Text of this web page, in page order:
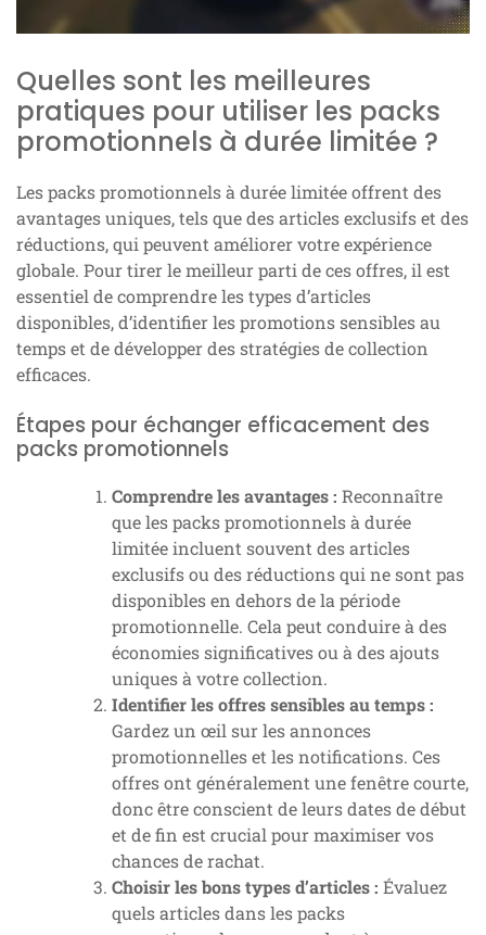
Quelles sont les meilleures
pratiques pour utiliser les packs
promotionnels à durée limitée ?
Les packs promotionnels à durée limitée offrent des
avantages uniques, tels que des articles exclusifs et des
réductions, qui peuvent améliorer votre expérience
globale. Pour tirer le meilleur parti de ces offres, il est
essentiel de comprendre les types d’articles
disponibles, d’identifier les promotions sensibles au
temps et de développer des stratégies de collection
efficaces.
Étapes pour échanger efficacement des
packs promotionnels
Comprendre les avantages : Reconnaître
que les packs promotionnels à durée
limitée incluent souvent des articles
exclusifs ou des réductions qui ne sont pas
disponibles en dehors de la période
promotionnelle. Cela peut conduire à des
économies significatives ou à des ajouts
uniques à votre collection.
Identifier les offres sensibles au temps :
Gardez un œil sur les annonces
promotionnelles et les notifications. Ces
offres ont généralement une fenêtre courte,
donc être conscient de leurs dates de début
et de fin est crucial pour maximiser vos
chances de rachat.
Choisir les bons types d’articles : Évaluez
quels articles dans les packs